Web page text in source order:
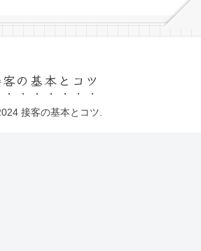
の基本とコツ
接客の基本とコツ.